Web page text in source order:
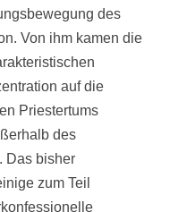
des
Von ihm kamen die
auf die
Priestertums
des
Das bisher
zum Teil